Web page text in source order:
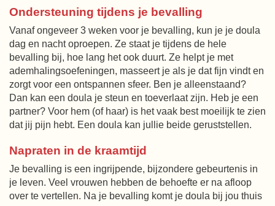
Ondersteuning tijdens je bevalling
Vanaf ongeveer 3 weken voor je bevalling, kun je je doula
dag en nacht oproepen. Ze staat je tijdens de hele
bevalling bij, hoe lang het ook duurt. Ze helpt je met
ademhalingsoefeningen, masseert je als je dat fijn vindt en
zorgt voor een ontspannen sfeer. Ben je alleenstaand?
Dan kan een doula je steun en toeverlaat zijn. Heb je een
partner? Voor hem (of haar) is het vaak best moeilijk te zien
dat jij pijn hebt. Een doula kan jullie beide geruststellen.
Napraten in de kraamtijd
Je bevalling is een ingrijpende, bijzondere gebeurtenis in
je leven. Veel vrouwen hebben de behoefte er na afloop
over te vertellen. Na je bevalling komt je doula bij jou thuis